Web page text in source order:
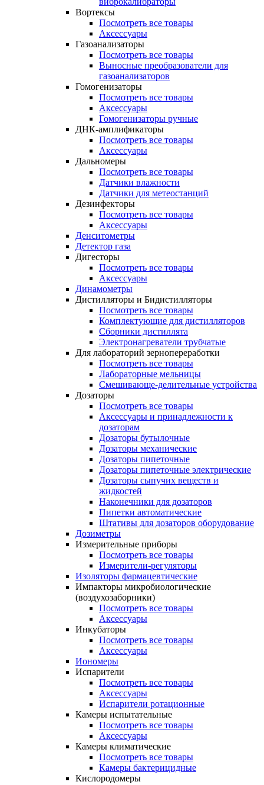
Вортексы
Посмотреть все товары
Аксессуары
Газоанализаторы
Посмотреть все товары
Выносные преобразователи для
газоанализаторов
Гомогенизаторы
Посмотреть все товары
Аксессуары
Гомогенизаторы ручные
ДНК-амплификаторы
Посмотреть все товары
Аксессуары
Дальномеры
Посмотреть все товары
Датчики влажности
Датчики для метеостанций
Дезинфекторы
Посмотреть все товары
Аксессуары
Денситометры
Детектор газа
Дигесторы
Посмотреть все товары
Аксессуары
Динамометры
Дистилляторы и Бидистилляторы
Посмотреть все товары
Комплектующие для дистилляторов
Сборники дистиллята
Электронагреватели трубчатые
Для лабораторий зернопереработки
Посмотреть все товары
Лабораторные мельницы
Смешивающе-делительные устройства
Дозаторы
Посмотреть все товары
Аксессуары и принадлежности к
дозаторам
Дозаторы бутылочные
Дозаторы механические
Дозаторы пипеточные
Дозаторы пипеточные электрические
Дозаторы сыпучих веществ и
жидкостей
Наконечники для дозаторов
Пипетки автоматические
Штативы для дозаторов оборудование
Дозиметры
Измерительные приборы
Посмотреть все товары
Измерители-регуляторы
Изоляторы фармацевтические
Импакторы микробиологические
(воздухозаборники)
Посмотреть все товары
Аксессуары
Инкубаторы
Посмотреть все товары
Аксессуары
Иономеры
Испарители
Посмотреть все товары
Аксессуары
Испарители ротационные
Камеры испытательные
Посмотреть все товары
Аксессуары
Камеры климатические
Посмотреть все товары
Камеры бактерицидные
Кислородомеры